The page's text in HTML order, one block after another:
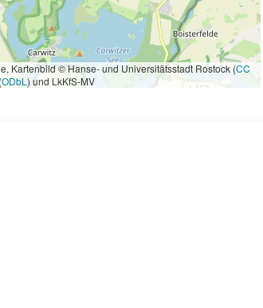
Kartenbild © Hanse- und Universitätsstadt Rostock (CC
ODbL ) und LkKfS-MV